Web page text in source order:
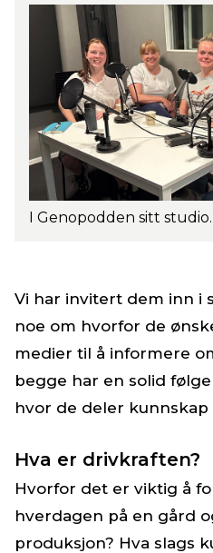
Vi har invitert dem inn i
noe om hvorfor de
medier til å informere
begge har en solid
hvor de deler kunnskap
Hva er drivkraften?
Hvorfor det er viktig å
hverdagen på en gård
produksjon? Hva slags